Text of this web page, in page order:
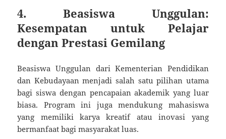
4. Beasiswa Unggulan:
Kesempatan untuk Pelajar
dengan Prestasi Gemilang
Beasiswa Unggulan dari Kementerian Pendidikan
dan Kebudayaan menjadi salah satu pilihan utama
bagi siswa dengan pencapaian akademik yang luar
biasa. Program ini juga mendukung mahasiswa
yang memiliki karya kreatif atau inovasi yang
bermanfaat bagi masyarakat luas.